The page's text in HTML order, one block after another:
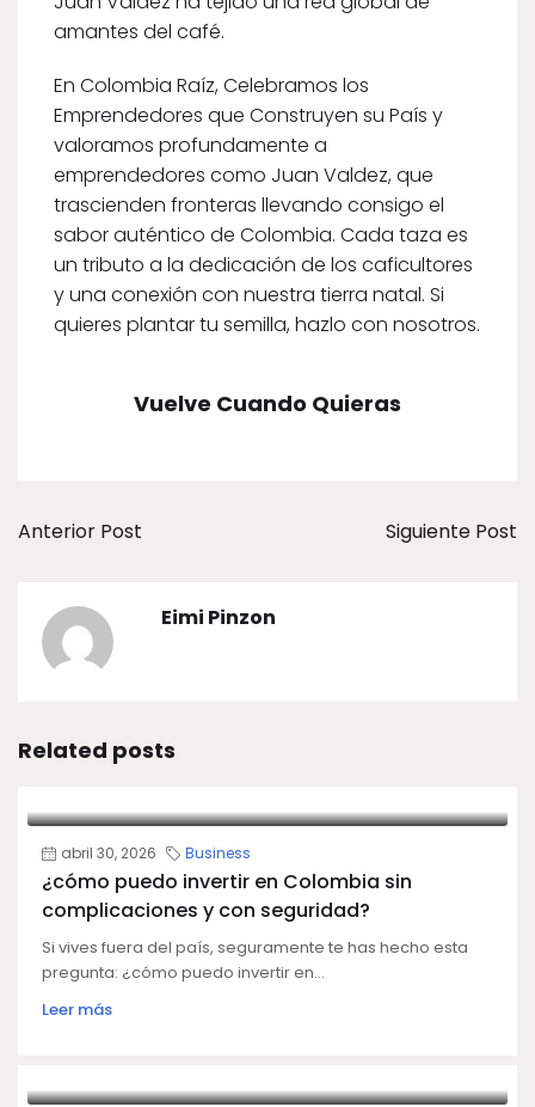
amantes del café.
En Colombia Raíz, Celebramos los
Emprendedores que Construyen su País y
valoramos profundamente a
emprendedores como Juan Valdez, que
trascienden fronteras llevando consigo el
sabor auténtico de Colombia. Cada taza es
un tributo a la dedicación de los caficultores
y una conexión con nuestra tierra natal. Si
quieres plantar tu semilla, hazlo con nosotros.
Vuelve Cuando Quieras
Anterior Post Siguiente Post
Eimi Pinzon
Related posts
abril 30, 2026 Business
¿cómo puedo invertir en Colombia sin
complicaciones y con seguridad?
Si vives fuera del país, seguramente te has hecho esta
pregunta: ¿cómo puedo invertir en...
Leer más